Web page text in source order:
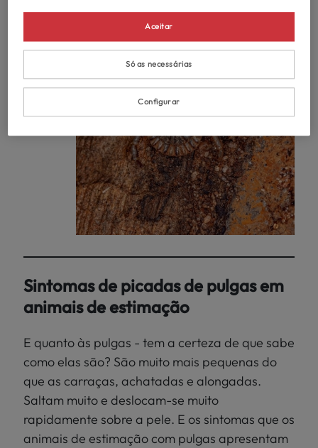
Sintomas de picadas de pulgas em
animais de estimação
E quanto às pulgas - tem a certeza de que sabe
como elas são? São muito mais pequenas do
que as carraças, achatadas e alongadas.
Saltam muito e deslocam-se muito
rapidamente sobre a pele. E os sintomas que os
animais de estimação com pulgas apresentam
Só as necessárias
Aceitar
Configurar